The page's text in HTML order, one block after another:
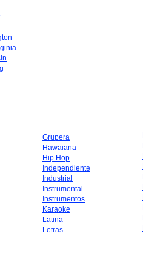
Grupera
Hawaiana
Hip Hop
Independiente
Industrial
Instrumental
Instrumentos
Karaoke
Latina
Letras